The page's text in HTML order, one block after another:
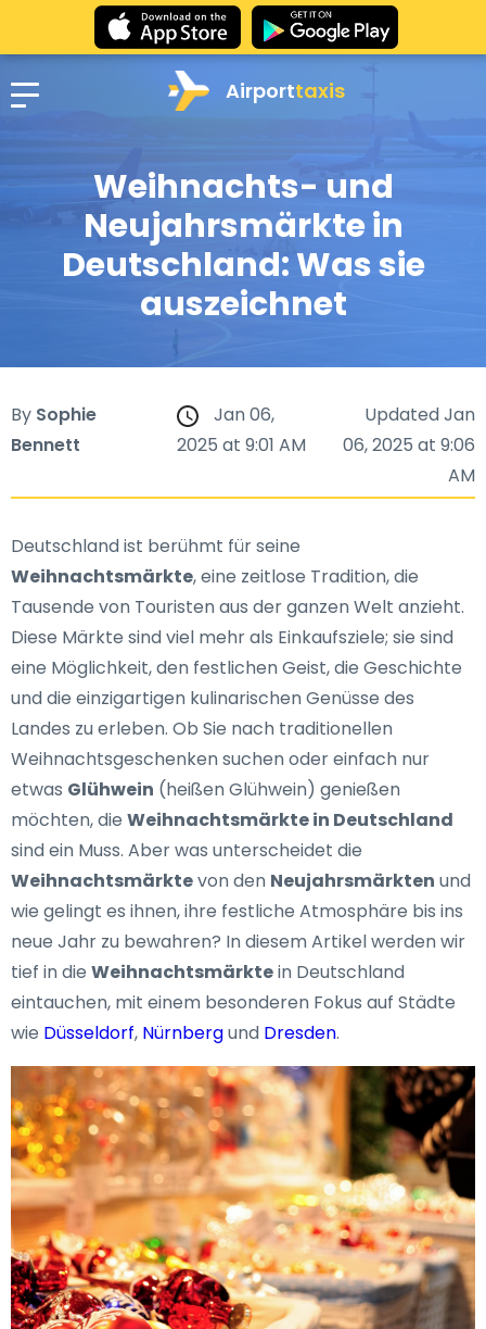
Airporttaxis
Weihnachts- und
Neujahrsmärkte in
Deutschland: Was sie
auszeichnet
By Sophie
Bennett
Jan 06,
2025 at 9:01 AM
Updated Jan
06, 2025 at 9:06
AM
Deutschland ist berühmt für seine
Weihnachtsmärkte, eine zeitlose Tradition, die
Tausende von Touristen aus der ganzen Welt anzieht.
Diese Märkte sind viel mehr als Einkaufsziele; sie sind
eine Möglichkeit, den festlichen Geist, die Geschichte
und die einzigartigen kulinarischen Genüsse des
Landes zu erleben. Ob Sie nach traditionellen
Weihnachtsgeschenken suchen oder einfach nur
etwas Glühwein (heißen Glühwein) genießen
möchten, die Weihnachtsmärkte in Deutschland
sind ein Muss. Aber was unterscheidet die
Weihnachtsmärktevon den Neujahrsmärkten und
wie gelingt es ihnen, ihre festliche Atmosphäre bis ins
neue Jahr zu bewahren? In diesem Artikel werden wir
tief in die Weihnachtsmärktein Deutschland
eintauchen, mit einem besonderen Fokus auf Städte
wie Düsseldorf, Nürnbergund Dresden.